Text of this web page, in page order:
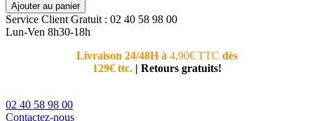
Ajouter au panier
Service Client Gratuit : 02 40 58 98 00
Lun-Ven 8h30-18h
Livraison 24/48H à 4,90€ TTC dès
129€ ttc. | Retours gratuits!
02 40 58 98 00
Contactez-nous